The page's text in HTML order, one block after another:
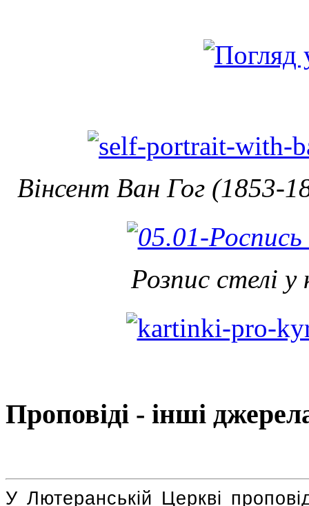
Вінсент Ван Гог (1853-
Розпис стелі у
Проповіді - інші
У Лютеранській Церкві